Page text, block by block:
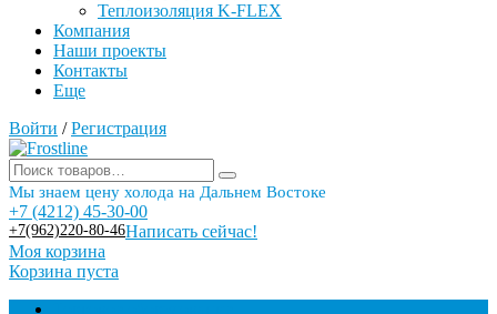
Теплоизоляция K-FLEX
Компания
Наши проекты
Контакты
Еще
Войти / Регистрация
Мы знаем цену холода на Дальнем Востоке
+7 (4212) 45-30-00
+7(962)220-80-46Написать сейчас!
Моя корзина
Корзина пуста